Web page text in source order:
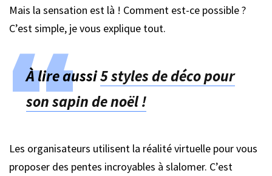
Mais la sensation est là ! Comment est-ce possible ?
C’est simple, je vous explique tout.
À lire aussi5 styles de déco pour
son sapin de noël !
Les organisateurs utilisent la réalité virtuelle pour vous
proposer des pentes incroyables à slalomer. C’est